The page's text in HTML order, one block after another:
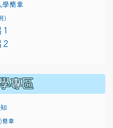
學簡章
)
presentation/d/
presentation/d/
2
專區
簡章